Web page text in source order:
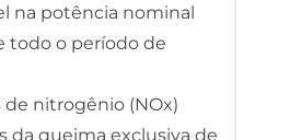
na potência nominal
todo o período de
de nitrogênio (NOx)
da queima exclusiva de